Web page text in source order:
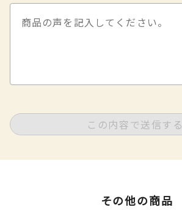
この内容で送信する
その他の商品